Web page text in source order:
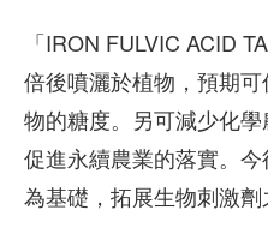
「IRON FULVIC ACID
倍後噴灑於植物，預期
物的糖度。另可減少化
促進永續農業的落實。
為基礎，拓展生物刺激劑